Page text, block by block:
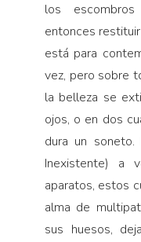
los
entonces
está para
vez, pero sobre
la belleza se
ojos, o en dos
dura un
Inexistente) a
aparatos, estos
alma de
sus huesos,